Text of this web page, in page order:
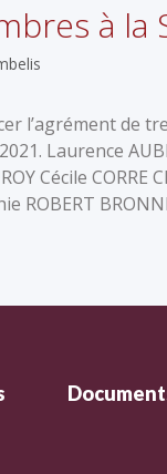
à la
l’agrément de
Laurence
Cécile
ROBERT